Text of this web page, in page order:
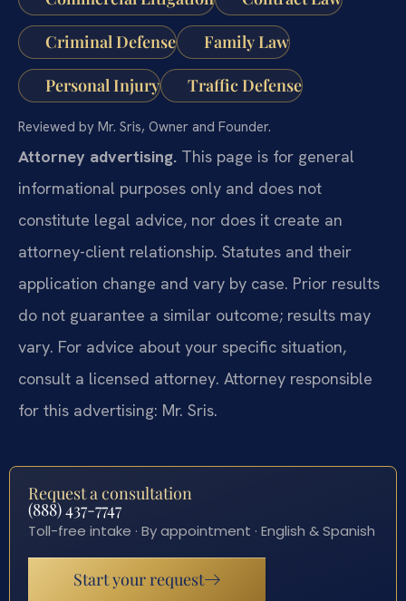
Criminal Defense Family Law
Personal Injury Traffic Defense
Reviewed by Mr. Sris, Owner and Founder.
Attorney advertising. This page is for general
informational purposes only and does not
constitute legal advice, nor does it create an
attorney-client relationship. Statutes and their
application change and vary by case. Prior results
do not guarantee a similar outcome; results may
vary. For advice about your specific situation,
consult a licensed attorney. Attorney responsible
for this advertising: Mr. Sris.
Request a consultation
(888) 437-7747
Toll-free intake · By appointment · English & Spanish
Start your request